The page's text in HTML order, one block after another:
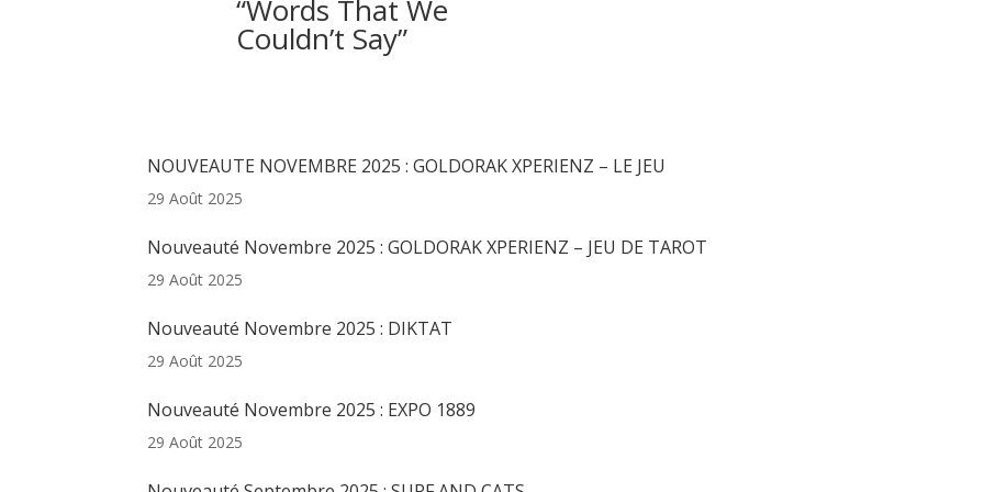
“Words That We
Couldn’t Say”
NOUVEAUTE NOVEMBRE 2025 : GOLDORAK XPERIENZ – LE JEU
29 Août 2025
Nouveauté Novembre 2025 : GOLDORAK XPERIENZ – JEU DE TAROT
29 Août 2025
Nouveauté Novembre 2025 : DIKTAT
29 Août 2025
Nouveauté Novembre 2025 : EXPO 1889
29 Août 2025